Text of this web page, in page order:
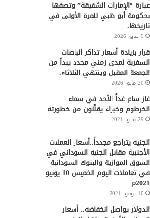
عبارة “الإمارات الشقيقة” وتصفها
بحكومة أبو ظبي للمرة الأولى في
تاريخها.
9 يناير، 2026
قرار بزيادة أسعار تذاكر الباصات
السفرية لمدى زمني محدد يبدأ من
الجمعة المقبل وينتهي الثلاثاء.
20 مايو، 2026
غاز سام غداً الأحد في سماء
الخرطوم وخبراء يقلِّلون من خطورته
29 مايو، 2021
الجنيه يتراجع مجدداً..أسعار العملات
الأجنبية مقابل الجنيه السوداني في
السوق الموازية والبنوك السودانية
في تعاملات اليوم الخميس 10 يونيو
2021م
10 يونيو، 2021
الدولار يواصل انخفاضه.. أسعار